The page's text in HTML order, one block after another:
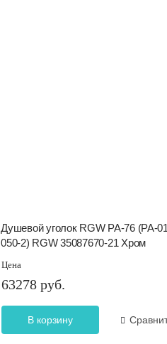
Душевой уголок RGW PA-76 (PA-
050-2) RGW 35087670-21 Хром
Цена
63278 руб.
В корзину